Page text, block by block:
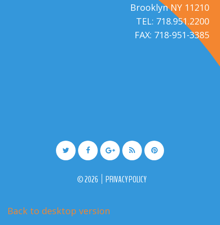
Brooklyn NY 11210
TEL: 718.951.2200
FAX: 718-951-3385
©2026 PRIVACY POLICY
Back to desktop version